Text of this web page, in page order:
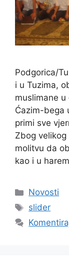
Podgorica/
i u Tuzima,
muslimane
Ćazim-bega
primi sve
Zbog
molitvu da
kao i u
Kategorije
Novosti
Oznake
slider